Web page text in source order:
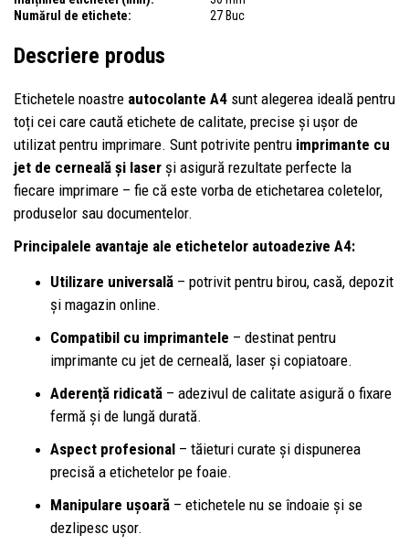
Numărul de etichete:
27 Buc
Descriere produs
Etichetele noastre autocolante A4 sunt alegerea ideală pentru
toți cei care caută etichete de calitate, precise și ușor de
utilizat pentru imprimare. Sunt potrivite pentru imprimante cu
jet de cerneală și laser și asigură rezultate perfecte la
fiecare imprimare – fie că este vorba de etichetarea coletelor,
produselor sau documentelor.
Principalele avantaje ale etichetelor autoadezive A4:
Utilizare universală – potrivit pentru birou, casă, depozit
și magazin online.
Compatibil cu imprimantele – destinat pentru
imprimante cu jet de cerneală, laser și copiatoare.
Aderență ridicată – adezivul de calitate asigură o fixare
fermă și de lungă durată.
Aspect profesional – tăieturi curate și dispunerea
precisă a etichetelor pe foaie.
Manipulare ușoară – etichetele nu se îndoaie și se
dezlipesc ușor.